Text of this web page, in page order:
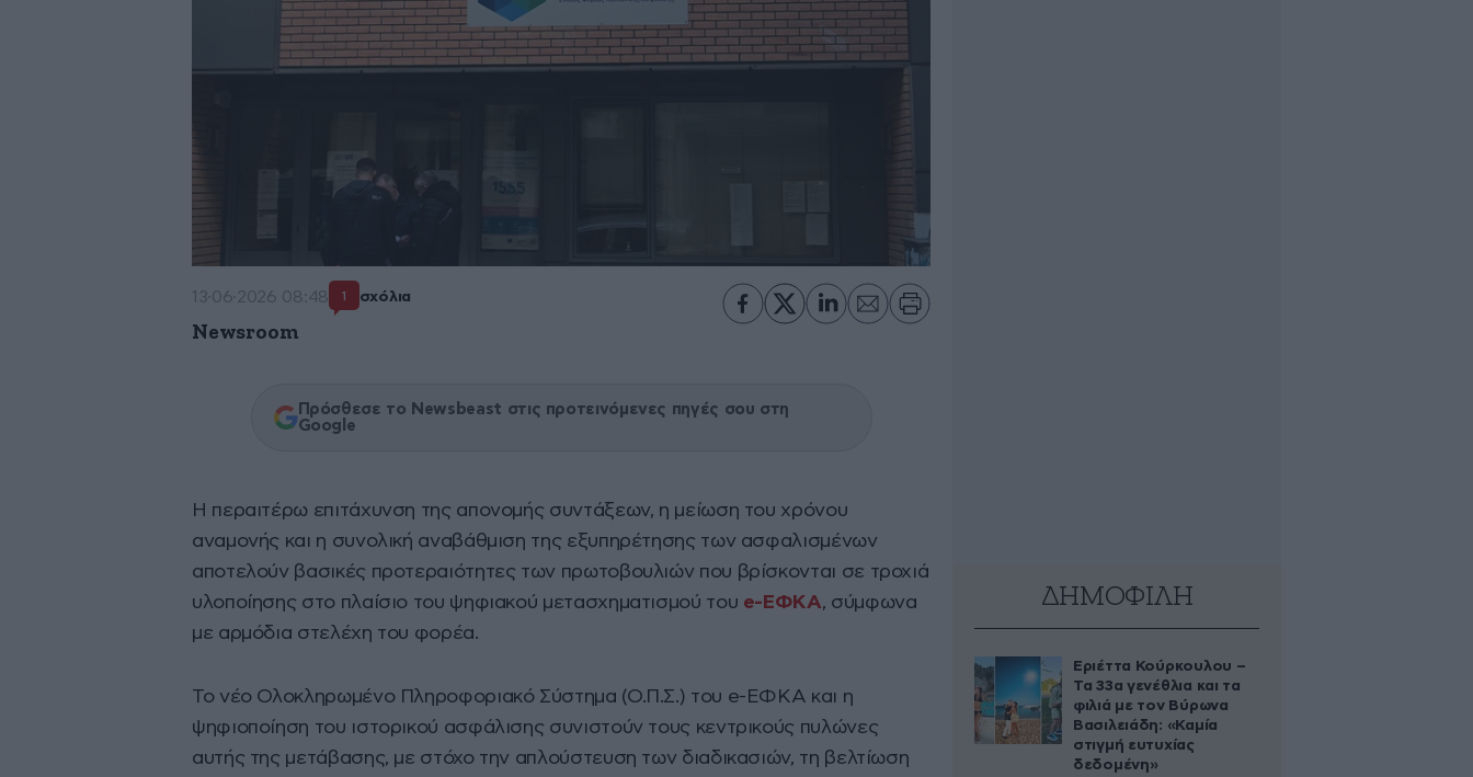
13·06·2026 08:48 1 σχόλια
Newsroom
Πρόσθεσε το Newsbeast στις προτεινόμενες πηγές σου στη
Google
Η περαιτέρω επιτάχυνση της απονομής συντάξεων, η μείωση του χρόνου
αναμονής και η συνολική αναβάθμιση της εξυπηρέτησης των ασφαλισμένων
αποτελούν βασικές προτεραιότητες των πρωτοβουλιών που βρίσκονται σε τροχιά
υλοποίησης στο πλαίσιο του ψηφιακού μετασχηματισμού του e-ΕΦΚΑ, σύμφωνα
με αρμόδια στελέχη του φορέα.
Το νέο Ολοκληρωμένο Πληροφοριακό Σύστημα (Ο.Π.Σ.) του e-ΕΦΚΑ και η
ψηφιοποίηση του ιστορικού ασφάλισης συνιστούν τους κεντρικούς πυλώνες
αυτής της μετάβασης, με στόχο την απλούστευση των διαδικασιών, τη βελτίωση
ΔΗΜΟΦΙΛΗ
Εριέττα Κούρκουλου –
Τα 33α γενέθλια και τα
φιλιά με τον Βύρωνα
Βασιλειάδη: «Καμία
στιγμή ευτυχίας
δεδομένη»